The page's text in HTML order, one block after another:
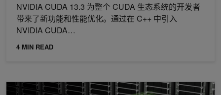
NVIDIA CUDA 13.3 为整个 CUDA 生态系统的开发者
带来了新功能和性能优化。通过在 C++ 中引入
NVIDIA CUDA…
4 MIN READ
实时了解跨 Kubernetes 集群的 GPU 使用情况